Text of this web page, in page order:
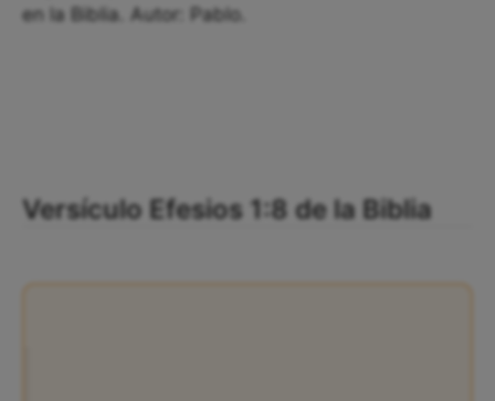
en la Biblia. Autor: Pablo.
Versículo Efesios 1:8 de la Biblia